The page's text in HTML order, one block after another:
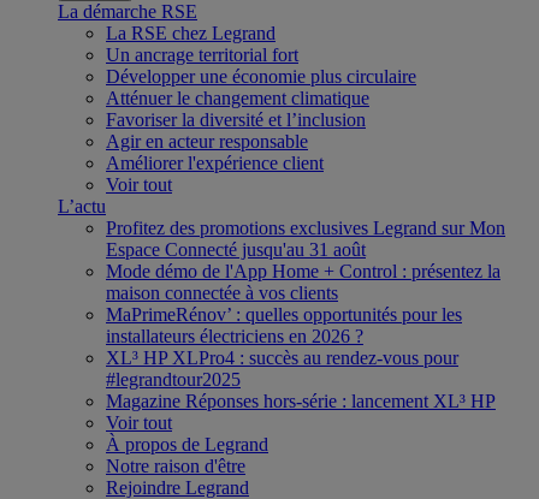
La démarche RSE
La RSE chez Legrand
Un ancrage territorial fort
Développer une économie plus circulaire
Atténuer le changement climatique
Favoriser la diversité et l’inclusion
Agir en acteur responsable
Améliorer l'expérience client
Voir tout
L’actu
Profitez des promotions exclusives Legrand sur Mon
Espace Connecté jusqu'au 31 août
Mode démo de l'App Home + Control : présentez la
maison connectée à vos clients
MaPrimeRénov’ : quelles opportunités pour les
installateurs électriciens en 2026 ?
XL³ HP XLPro4 : succès au rendez-vous pour
#legrandtour2025
Magazine Réponses hors-série : lancement XL³ HP
Voir tout
À propos de Legrand
Notre raison d'être
Rejoindre Legrand